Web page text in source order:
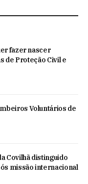
fazer nascer
de Proteção Civil e
Voluntários de
Covilhã distinguido
missão internacional